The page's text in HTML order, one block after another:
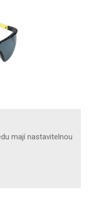
mají nastavitelnou